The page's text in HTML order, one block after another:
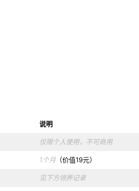
说明
仅限个人使用，不可商用
1个月（价值19元）
见下方领养记录